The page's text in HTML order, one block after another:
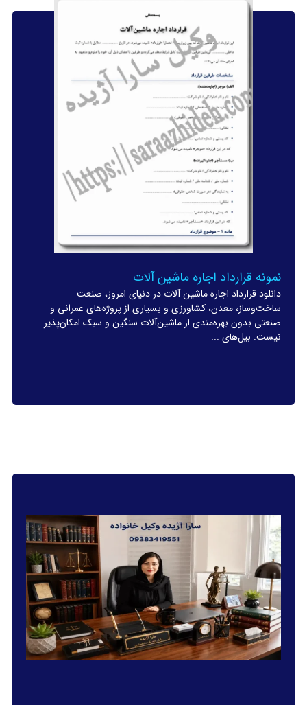
نمونه قرارداد اجاره ماشین آلات
دانلود قرارداد اجاره ماشین آلات در دنیای امروز، صنعت
ساخت‌وساز، معدن، کشاورزی و بسیاری از پروژه‌های عمرانی و
صنعتی بدون بهره‌مندی از ماشین‌آلات سنگین و سبک امکان‌پذیر
نیست. بیل‌های ...